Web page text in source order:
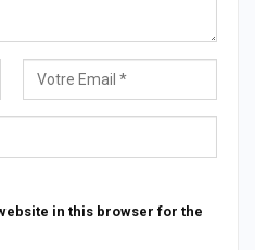
in this browser for the